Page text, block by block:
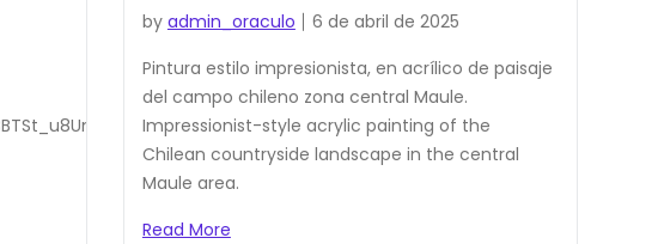
by admin_oraculo
6 de abril de 2025
Pintura estilo impresionista, en acrílico de paisaje
del campo chileno zona central Maule.
Impressionist-style acrylic painting of the
Chilean countryside landscape in the central
Maule area.
Read More